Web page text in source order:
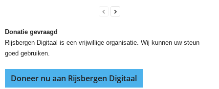
Donatie gevraagd
Rijsbergen Digitaal is een vrijwillige organisatie. Wij kunnen uw steun
goed gebruiken.
Doneer nu aan Rijsbergen Digitaal